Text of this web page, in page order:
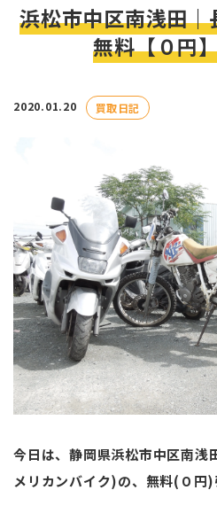
浜松市中区南浅田
無料【０円
2020.01.20 買取日記
今日は、静岡県浜松市中区南浅
メリカンバイク)の、無料(０円